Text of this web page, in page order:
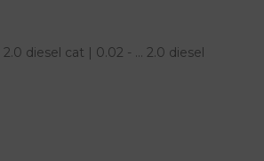
diesel cat | 0.02 - ... 2.0 diesel